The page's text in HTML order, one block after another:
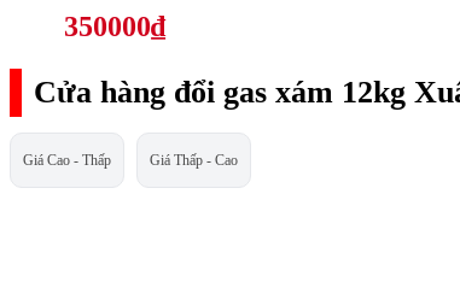
350000₫
Cửa hàng đổi gas xám 12kg
Giá Cao - Thấp Giá Thấp - Cao